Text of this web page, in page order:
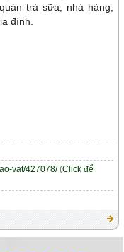
trà sữa, nhà hàng,
đình.
vat/427078/(Click để